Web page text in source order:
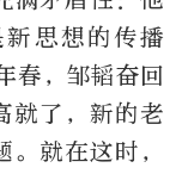
思想的传播
春，邹韬奋回
就了，新的老
就在这时，